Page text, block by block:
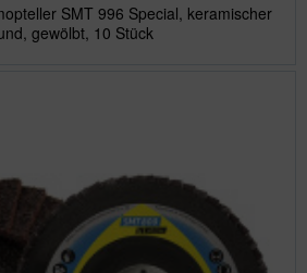
SMT 996 Special, keramischer
gewölbt, 10 Stück